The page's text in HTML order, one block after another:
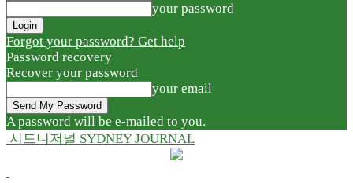
your password
Forgot your password? Get help
Password recovery
Recover your password
your email
A password will be e-mailed to you.
시드니저널 SYDNEY JOURNAL